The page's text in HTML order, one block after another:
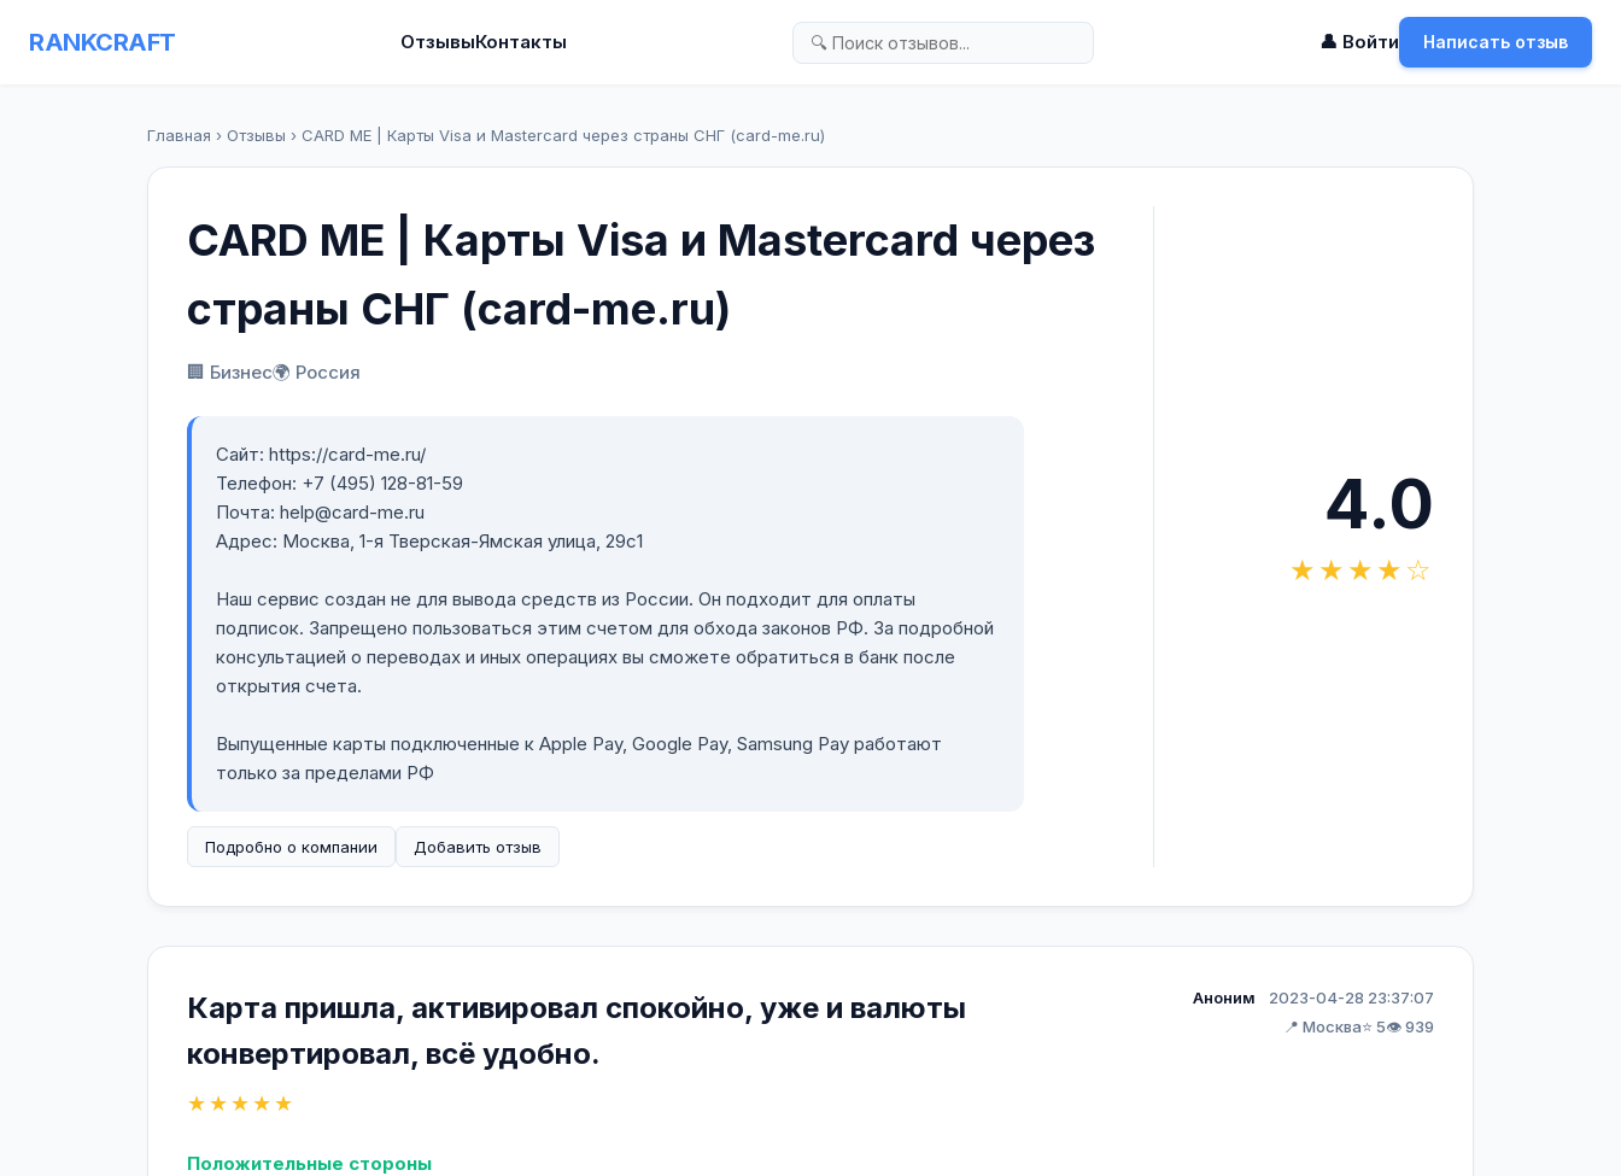
RANKCRAFT ОтзывыКонтакты 👤 Войти Написать отзыв
Главная › Отзывы › CARD ME | Карты Visa и Mastercard через страны СНГ (card-me.ru)
CARD ME | Карты Visa и Mastercard через
страны СНГ (card-me.ru)
🏢 Бизнес🌍 Россия
Сайт: https://card-me.ru/
Телефон: +7 (495) 128-81-59
Почта: help@card-me.ru
Адрес: Москва, 1-я Тверская-Ямская улица, 29с1
Наш сервис создан не для вывода средств из России. Он подходит для оплаты
подписок. Запрещено пользоваться этим счетом для обхода законов РФ. За подробной
консультацией о переводах и иных операциях вы сможете обратиться в банк после
открытия счета.
Выпущенные карты подключенные к Apple Pay, Google Pay, Samsung Pay работают
только за пределами РФ
Подробно о компании Добавить отзыв
4.0
★★★★☆
Карта пришла, активировал спокойно, уже и валюты
конвертировал, всë удобно.
★★★★★
Аноним
2023-04-28 23:37:07
📍 Москва⭐ 5👁️ 939
Положительные стороны